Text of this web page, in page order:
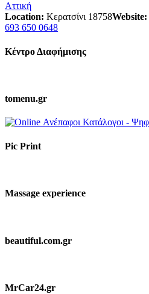
Αττική
Location: Κερατσίνι 18758Website:
693 650 0648
Κέντρο Διαφήμισης
tomenu.gr
Pic Print
Massage experience
beautiful.com.gr
MrCar24.gr